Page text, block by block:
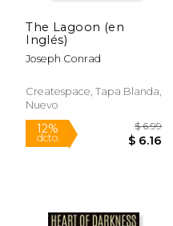
15%
dcto. $ 18.28
The Lagoon (en
Inglés)
Joseph Conrad
Createspace, Tapa Blanda,
Nuevo